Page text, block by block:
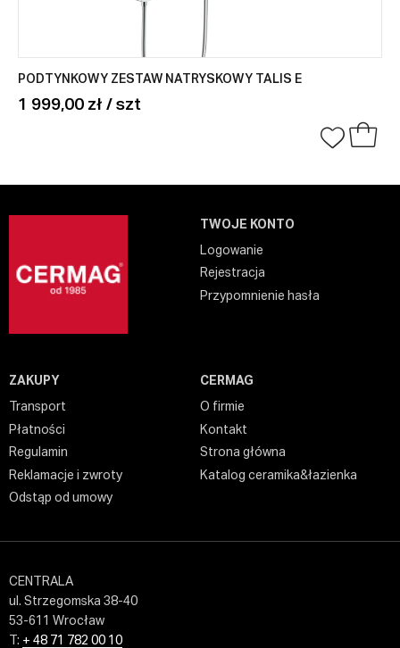
PODTYNKOWY ZESTAW NATRYSKOWY TALIS E
1 999,00 zł / szt
TWOJE KONTO
Logowanie
Rejestracja
Przypomnienie hasła
ZAKUPY
Transport
Płatności
Regulamin
Reklamacje i zwroty
Odstąp od umowy
CERMAG
O firmie
Kontakt
Strona główna
Katalog ceramika&łazienka
CENTRALA
ul. Strzegomska 38-40
53-611 Wrocław
T: + 48 71 782 00 10